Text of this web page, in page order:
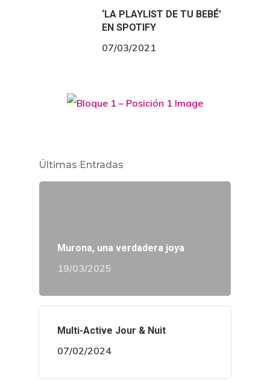
‘LA PLAYLIST DE TU BEBÉ’
EN SPOTIFY
07/03/2021
Últimas Entradas
Murona, una verdadera joya
19/03/2025
Multi-Active Jour & Nuit
07/02/2024